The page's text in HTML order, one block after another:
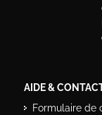
AIDE &
Formulaire de